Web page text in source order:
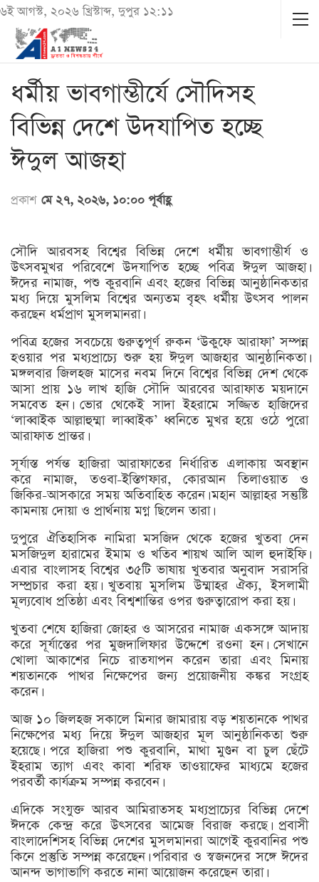
৬ই আগস্ট, ২০২৬ খ্রিস্টাব্দ, দুপুর ১২:১১
ধর্মীয় ভাবগাম্ভীর্যে সৌদিসহ
বিভিন্ন দেশে উদযাপিত হচ্ছে
ঈদুল আজহা
প্রকাশ মে ২৭, ২০২৬, ১০:০০ পূর্বাহ্ণ
সৌদি আরবসহ বিশ্বের বিভিন্ন দেশে ধর্মীয় ভাবগাম্ভীর্য ও
উৎসবমুখর পরিবেশে উদযাপিত হচ্ছে পবিত্র ঈদুল আজহা।
ঈদের নামাজ, পশু কুরবানি এবং হজের বিভিন্ন আনুষ্ঠানিকতার
মধ্য দিয়ে মুসলিম বিশ্বের অন্যতম বৃহৎ ধর্মীয় উৎসব পালন
করছেন ধর্মপ্রাণ মুসলমানরা।
পবিত্র হজের সবচেয়ে গুরুত্বপূর্ণ রুকন ‘উকুফে আরাফা’ সম্পন্ন
হওয়ার পর মধ্যপ্রাচ্যে শুরু হয় ঈদুল আজহার আনুষ্ঠানিকতা।
মঙ্গলবার জিলহজ মাসের নবম দিনে বিশ্বের বিভিন্ন দেশ থেকে
আসা প্রায় ১৬ লাখ হাজি সৌদি আরবের আরাফাত ময়দানে
সমবেত হন। ভোর থেকেই সাদা ইহরামে সজ্জিত হাজিদের
‘লাব্বাইক আল্লাহুম্মা লাব্বাইক’ ধ্বনিতে মুখর হয়ে ওঠে পুরো
আরাফাত প্রান্তর।
সূর্যাস্ত পর্যন্ত হাজিরা আরাফাতের নির্ধারিত এলাকায় অবস্থান
করে নামাজ, তওবা-ইস্তিগফার, কোরআন তিলাওয়াত ও
জিকির-আসকারে সময় অতিবাহিত করেন। মহান আল্লাহর সন্তুষ্টি
কামনায় দোয়া ও প্রার্থনায় মগ্ন ছিলেন তারা।
দুপুরে ঐতিহাসিক নামিরা মসজিদ থেকে হজের খুতবা দেন
মসজিদুল হারামের ইমাম ও খতিব শায়খ আলি আল হুদাইফি।
এবার বাংলাসহ বিশ্বের ৩৫টি ভাষায় খুতবার অনুবাদ সরাসরি
সম্প্রচার করা হয়। খুতবায় মুসলিম উম্মাহর ঐক্য, ইসলামী
মূল্যবোধ প্রতিষ্ঠা এবং বিশ্বশান্তির ওপর গুরুত্বারোপ করা হয়।
খুতবা শেষে হাজিরা জোহর ও আসরের নামাজ একসঙ্গে আদায়
করে সূর্যাস্তের পর মুজদালিফার উদ্দেশে রওনা হন। সেখানে
খোলা আকাশের নিচে রাতযাপন করেন তারা এবং মিনায়
শয়তানকে পাথর নিক্ষেপের জন্য প্রয়োজনীয় কঙ্কর সংগ্রহ
করেন।
আজ ১০ জিলহজ সকালে মিনার জামারায় বড় শয়তানকে পাথর
নিক্ষেপের মধ্য দিয়ে ঈদুল আজহার মূল আনুষ্ঠানিকতা শুরু
হয়েছে। পরে হাজিরা পশু কুরবানি, মাথা মুণ্ডন বা চুল ছেঁটে
ইহরাম ত্যাগ এবং কাবা শরিফ তাওয়াফের মাধ্যমে হজের
পরবর্তী কার্যক্রম সম্পন্ন করবেন।
এদিকে সংযুক্ত আরব আমিরাতসহ মধ্যপ্রাচ্যের বিভিন্ন দেশে
ঈদকে কেন্দ্র করে উৎসবের আমেজ বিরাজ করছে। প্রবাসী
বাংলাদেশিসহ বিভিন্ন দেশের মুসলমানরা আগেই কুরবানির পশু
কিনে প্রস্তুতি সম্পন্ন করেছেন। পরিবার ও স্বজনদের সঙ্গে ঈদের
আনন্দ ভাগাভাগি করতে নানা আয়োজন করেছেন তারা।